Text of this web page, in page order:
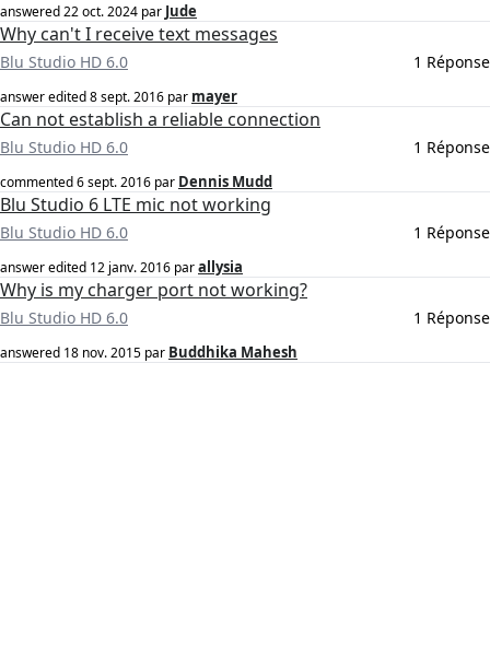
answered22 oct. 2024 par Jude
Why can't I receive text messages
Blu Studio HD 6.0 1 Réponse
answer edited8 sept. 2016 par mayer
Can not establish a reliable connection
Blu Studio HD 6.0 1 Réponse
commented6 sept. 2016 par Dennis Mudd
Blu Studio 6 LTE mic not working
Blu Studio HD 6.0 1 Réponse
answer edited 12 janv. 2016 parallysia
Why is my charger port not working?
Blu Studio HD 6.0 1 Réponse
answered 18 nov. 2015 par Buddhika Mahesh